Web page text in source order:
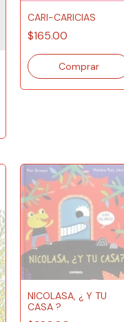
CARI-CARICIAS
$165.00
NICOLASA, ¿ Y TU
CASA ?